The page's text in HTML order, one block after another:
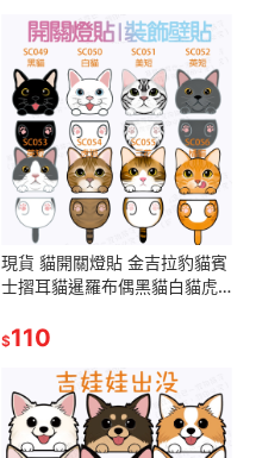
現貨 貓開關燈貼 金吉拉豹貓賓
士摺耳貓暹羅布偶黑貓白貓虎
芬克斯貓咪防水開關燈貼
$110